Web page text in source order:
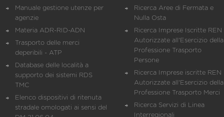
Manuale gestione utenze per
agenzie
Materia ADR-RID-ADN
Trasporto delle merci
deperibili - ATP
Database delle località a
supporto dei sistemi RDS
TMC
Elenco dispositivi di ritenuta
stradale omologati ai sensi del
Ricerca Aree di Fermata e
Nulla Osta
Ricerca Imprese Iscritte REN
Autorizzate all'Esercizio della
Professione Trasporto
Persone
Ricerca Imprese iscritte REN
Autorizzate all'Esercizio della
Professione Trasporto Merci
Ricerca Servizi di Linea
Interregionali